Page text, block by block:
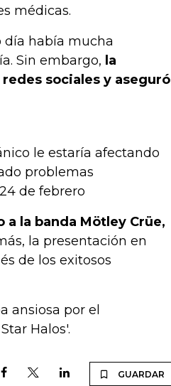
médicas.
día había mucha
Sin embargo, la
sociales y aseguró
le estaría afectando
problemas
de febrero
la banda Mötley Crüe,
la presentación en
de los exitosos
ansiosa por el
Halos'.
GUARDAR